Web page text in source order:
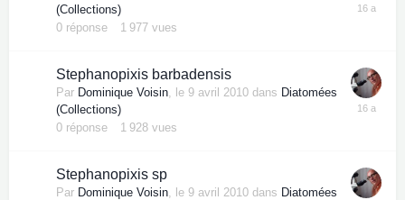
(Collections)
0 réponse 1 977 vues
Stephanopixis barbadensis
Par Dominique Voisin, le 9 avril 2010 dans Diatomées
(Collections)
0 réponse 1 928 vues
Stephanopixis sp
Par Dominique Voisin, le 9 avril 2010 dans Diatomées